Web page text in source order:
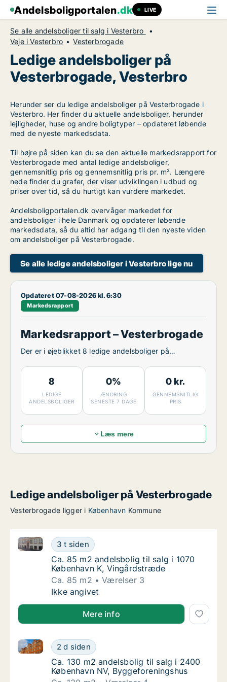
Andelsboligportalen.dk LIVE
Se alle andelsboliger til salg i Vesterbro
Veje i Vesterbro
Vesterbrogade
Ledige andelsboliger på
Vesterbrogade, Vesterbro
Herunder ser du ledige andelsboliger på Vesterbrogade i
Vesterbro. Her finder du aktuelle andelsboliger, herunder
lejligheder, huse og andre boligtyper – opdateret løbende
med de nyeste markedsdata.
Til højre på siden kan du se den aktuelle markedsrapport for
Vesterbrogade med antal ledige andelsboliger,
gennemsnitlig pris og gennemsnitlig pris pr. m². Længere
nede finder du grafer, der viser udviklingen i udbud og
priser over tid, så du hurtigt kan vurdere markedet.
Andelsboligportalen.dk overvåger markedet for
andelsboliger i hele Danmark og opdaterer løbende
markedsdata, så du altid har adgang til den nyeste viden
om andelsboliger på Vesterbrogade.
Se alle ledige andelsboliger i Vesterbro lige nu
Opdateret 07-08-2026 kl. 6:30
Markedsrapport
Markedsrapport – Vesterbrogade
Der er i øjeblikket 8 ledige andelsboliger på
8
LEDIGE
ANDELSBOLIGER
0%
ÆNDRING
SENESTE 7 DAGE
0 kr.
GENNEMSNITLIG
PRIS
Læs mere
Ledige andelsboliger på Vesterbrogade
Vesterbrogade ligger i København Kommune
Ca. 85 m2 andelsbolig til salg i 1070
3 t siden
Ca. 85 m2 andelsbolig til salg i 1070 København K,
Ca. 85 m2 andelsbolig til salg i 1070
Ca. 85 m2 andelsbolig til salg i 1070
København K, Vingårdstræde
Ca. 85 m2
Værelser 3
Ca. 85 m2 andelsbolig til salg i 1070
Ikke angivet
Mere info
Ca. 130 m2 andelsbolig til salg i 2400
2 d siden
Ca. 130 m2 andelsbolig til salg i 2400 København
Ca. 130 m2 andelsbolig til salg i 2400
Ca. 130 m2 andelsbolig til salg i 2400
København NV, Byggeforeningshus